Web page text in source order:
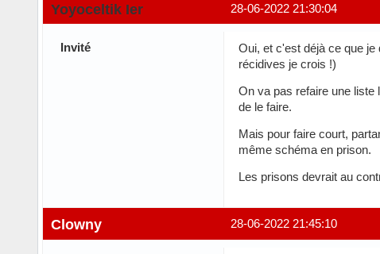
28-06-2022 21:30:04
Yoyoceltik Ier
Invité
Oui, et c'est déjà ce que
récidives je crois !)
On va pas refaire une liste
de le faire.
Mais pour faire court,
même schéma en prison.
Les prisons devrait au
28-06-2022 21:45:10
Clowny